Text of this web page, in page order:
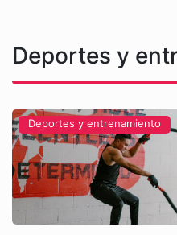
Deportes y
Deportes y entrenamiento